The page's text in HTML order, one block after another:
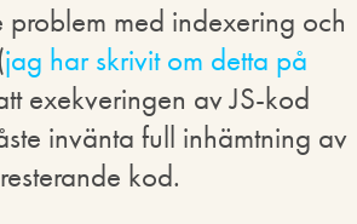
med indexering och
jag har skrivit om detta på
exekveringen av JS-kod
invänta full inhämtning av
kod.